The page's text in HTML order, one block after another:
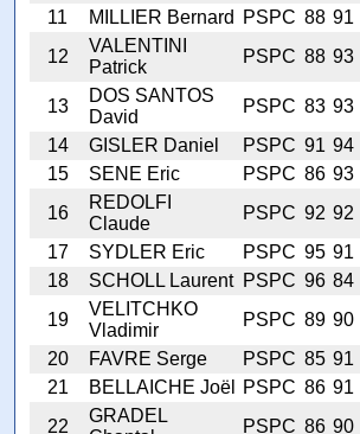
11
MILLIER Bernard PSPC 88 91
12
VALENTINI
Patrick
PSPC 88 93
13
DOS SANTOS
David
PSPC 83 93
14
GISLER Daniel PSPC 91 94
15
SENE Eric PSPC 86 93
16
REDOLFI
Claude
PSPC 92 92
17
SYDLER Eric PSPC 95 91
18
SCHOLL Laurent PSPC 96 84
19
VELITCHKO
Vladimir
PSPC 89 90
20
FAVRE Serge PSPC 85 91
21
BELLAICHE Joël PSPC 86 91
22
GRADEL
PSPC 86 90